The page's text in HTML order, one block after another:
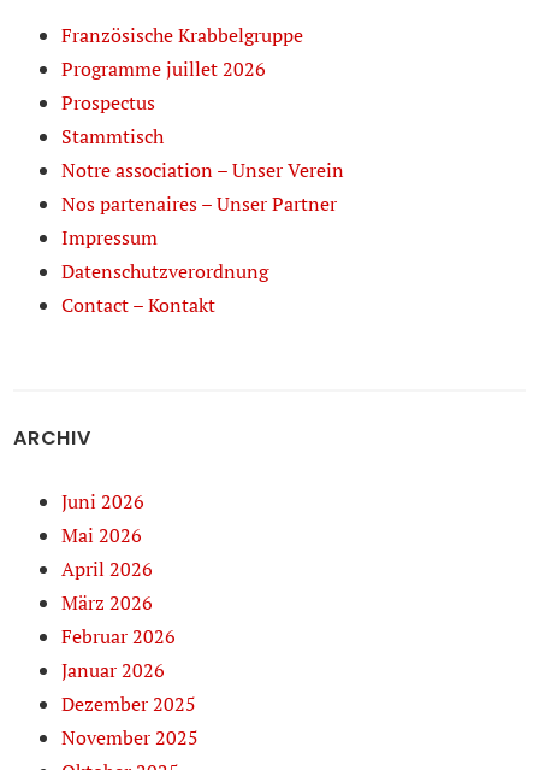
Französische Krabbelgruppe
Programme juillet 2026
Prospectus
Stammtisch
Notre association – Unser Verein
Nos partenaires – Unser Partner
Impressum
Datenschutzverordnung
Contact – Kontakt
ARCHIV
Juni 2026
Mai 2026
April 2026
März 2026
Februar 2026
Januar 2026
Dezember 2025
November 2025